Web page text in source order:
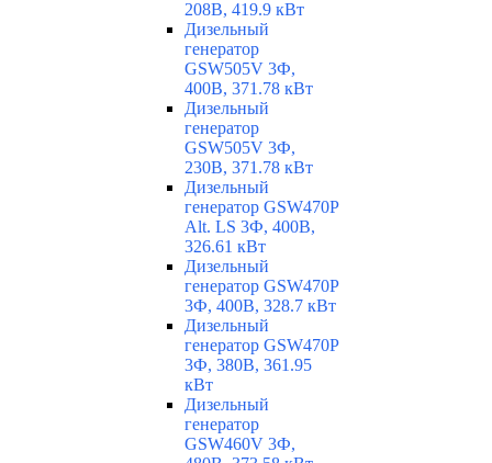
208В, 419.9 кВт
Дизельный
генератор
GSW505V 3Ф,
400В, 371.78 кВт
Дизельный
генератор
GSW505V 3Ф,
230В, 371.78 кВт
Дизельный
генератор GSW470P
Alt. LS 3Ф, 400В,
326.61 кВт
Дизельный
генератор GSW470P
3Ф, 400В, 328.7 кВт
Дизельный
генератор GSW470P
3Ф, 380В, 361.95
кВт
Дизельный
генератор
GSW460V 3Ф,